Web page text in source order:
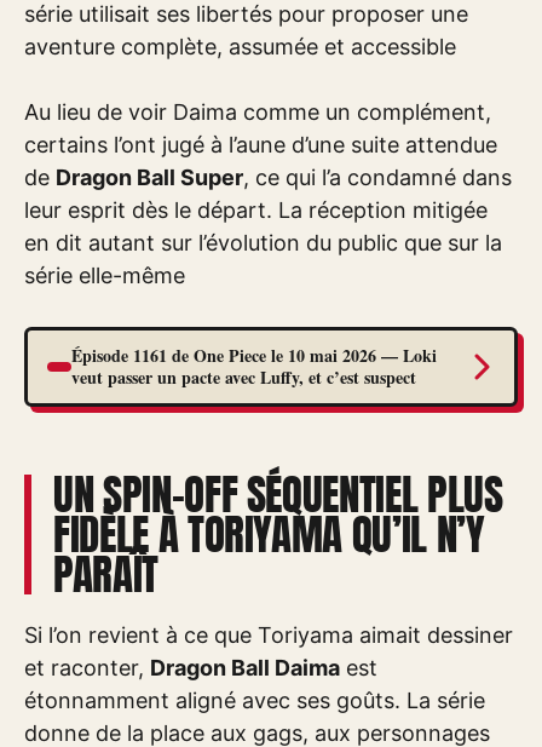
série utilisait ses libertés pour proposer une
aventure complète, assumée et accessible
Au lieu de voir Daima comme un complément,
certains l’ont jugé à l’aune d’une suite attendue
de Dragon Ball Super, ce qui l’a condamné dans
leur esprit dès le départ. La réception mitigée
en dit autant sur l’évolution du public que sur la
série elle-même
Épisode 1161 de One Piece le 10 mai 2026 — Loki
veut passer un pacte avec Luffy, et c’est suspect
UN SPIN-OFF SÉQUENTIEL PLUS
FIDÈLE À TORIYAMA QU’IL N’Y
PARAÎT
Si l’on revient à ce que Toriyama aimait dessiner
et raconter, Dragon Ball Daima est
étonnamment aligné avec ses goûts. La série
donne de la place aux gags, aux personnages